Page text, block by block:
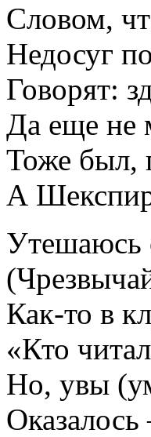
Словом,
Недосуг
Говорят:
Да еще не
Тоже был,
А
Утешаюсь
Как-то в
«Кто
Но, увы